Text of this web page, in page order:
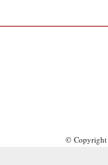
© Copyright